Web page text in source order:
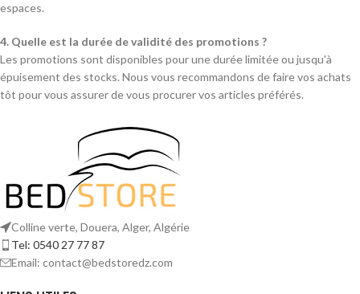
espaces.
4. Quelle est la durée de validité des promotions ?
Les promotions sont disponibles pour une durée limitée ou jusqu'à
épuisement des stocks. Nous vous recommandons de faire vos achats
tôt pour vous assurer de vous procurer vos articles préférés.
Colline verte, Douera, Alger, Algérie
Tel: 0540 27 77 87
Email: contact@bedstoredz.com